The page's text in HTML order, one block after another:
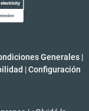
Generales |
| Configuración